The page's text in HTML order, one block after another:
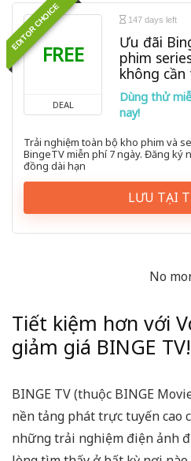
EDITOR CHOICE
FREE
DEAL
147 days left
Ưu đãi
phim
không
Dùng thử
nay!
Trải nghiệm toàn bộ kho phim và
BingeTV miễn phí 7 ngày. Đăng ký
đồng dài hạn
LƯU TẠI
No
Tiết kiệm hơn với
giảm giá BINGE TV!
BINGE TV (thuộc BINGE
nền tảng phát trực tuyến cao
những trải nghiệm điện ảnh